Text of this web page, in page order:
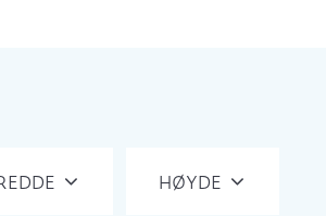
HØYDE